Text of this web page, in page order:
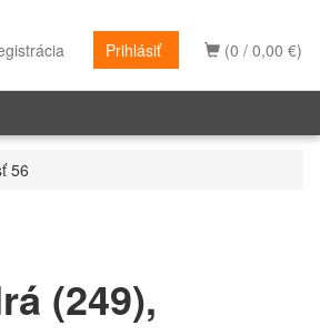
(0 / 0,00 €)
Prihlásiť
56
(249),